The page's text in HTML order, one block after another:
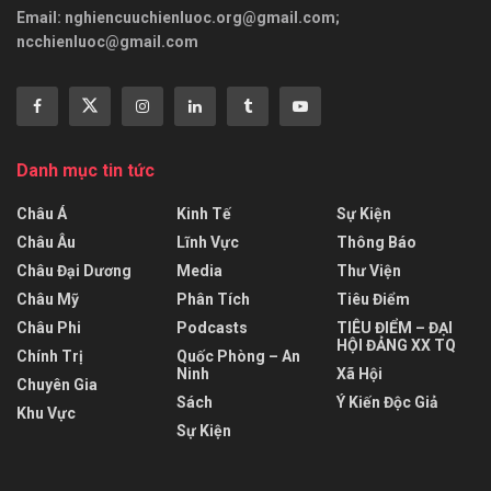
Email: nghiencuuchienluoc.org@gmail.com;
ncchienluoc@gmail.com
Danh mục tin tức
Châu Á
Châu Âu
Châu Đại Dương
Châu Mỹ
Châu Phi
Chính Trị
Chuyên Gia
Khu Vực
Kinh Tế
Lĩnh Vực
Media
Phân Tích
Podcasts
Quốc Phòng – An
Ninh
Sách
Sự Kiện
Sự Kiện
Thông Báo
Thư Viện
Tiêu Điểm
TIÊU ĐIỂM – ĐẠI
HỘI ĐẢNG XX TQ
Xã Hội
Ý Kiến Độc Giả